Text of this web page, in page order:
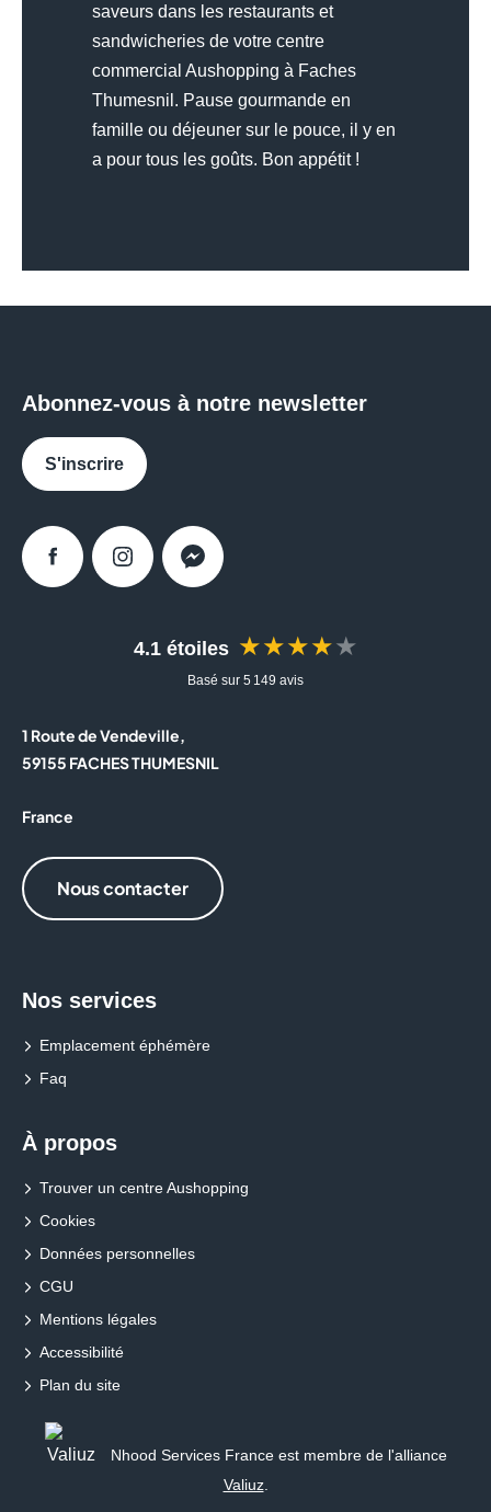
saveurs dans les restaurants et
sandwicheries de votre centre
commercial Aushopping à Faches
Thumesnil. Pause gourmande en
famille ou déjeuner sur le pouce, il y en
a pour tous les goûts. Bon appétit !
4.1 étoiles ★★★★★
Basé sur 5 149 avis
1 Route de Vendeville,
59155 FACHES THUMESNIL
France
Nous contacter
Nos services
Emplacement éphémère
Faq
À propos
Trouver un centre Aushopping
Cookies
Données personnelles
CGU
Mentions légales
Accessibilité
Plan du site
Abonnez-vous à notre newsletter
S'inscrire
FacebookInstagramMessenger
Nhood Services France est membre de l'alliance
Valiuz.